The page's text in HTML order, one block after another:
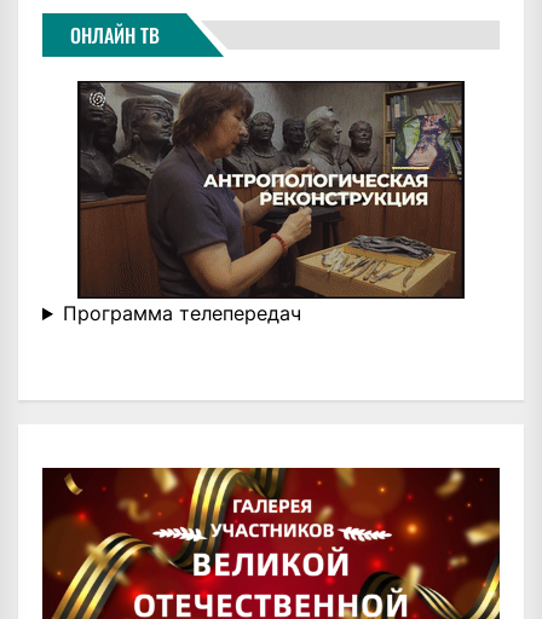
ОНЛАЙН ТВ
Программа телепередач